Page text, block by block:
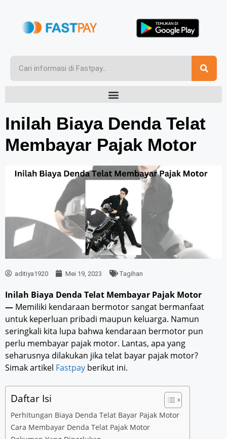
Inilah Biaya Denda Telat
Membayar Pajak Motor
aditiya1920 Mei 19, 2023 Tagihan
Inilah Biaya Denda Telat Membayar Pajak Motor
— Memiliki kendaraan bermotor sangat bermanfaat
untuk keperluan pribadi maupun keluarga. Namun
seringkali kita lupa bahwa kendaraan bermotor pun
perlu membayar pajak motor. Lantas, apa yang
seharusnya dilakukan jika telat bayar pajak motor?
Simak artikel Fastpay berikut ini.
Daftar Isi
Perhitungan Biaya Denda Telat Bayar Pajak Motor
Cara Membayar Denda Telat Pajak Motor